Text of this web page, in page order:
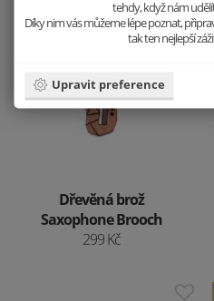
Dřevěná brož
Saxophone Brooch
299 Kč
tehdy, když nám
Díky nim vás můžeme lépe poznat,
tak ten nejlepší
Upravit preference